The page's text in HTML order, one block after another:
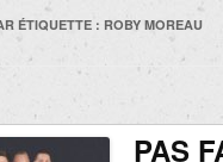
ÉTIQUETTE : ROBY MOREAU
PAS